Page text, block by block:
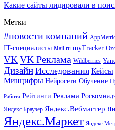
Какие сайты лидировали в
Метки
#новости компаний
IT-специалисты Mail.ru myTracker
VK VK Реклама Wildberries
Дизайн Исследования Кейсы
Минцифры Нейросети Обучение
Работа Рейтинги Реклама
Яндекс.Браузер Яндекс.Вебмастер
Яндекс.Маркет